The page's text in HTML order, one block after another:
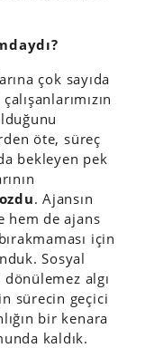
çok sayıda
öte, süreç
bekleyen pek
. Ajansın
hem de ajans
için
Sosyal
algı
sürecin geçici
bir kenara
kaldık.